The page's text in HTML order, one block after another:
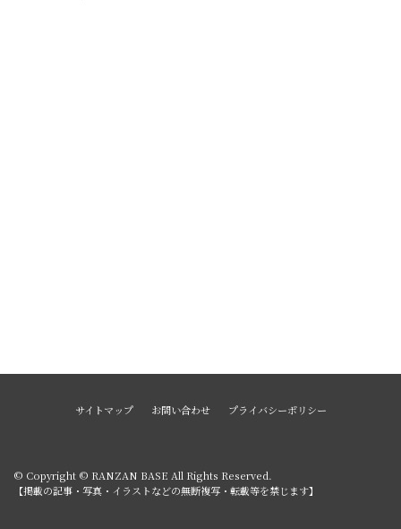
サイトマップ お問い合わせ プライバシーポリシー
© Copyright © RANZAN BASE All Rights Reserved.
【掲載の記事・写真・イラストなどの無断複写・転載等を禁じます】